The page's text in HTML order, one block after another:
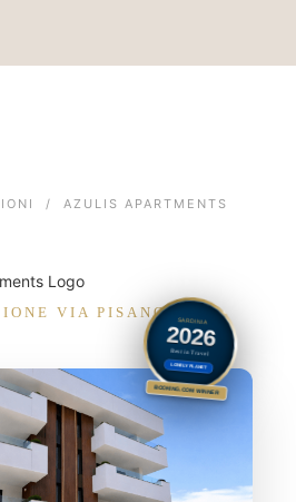
/ AZULIS APARTMENTS
VIA PISANO
SARDINIA
2026
Best in Travel
LONELY PLANET
BOOKING.COM WINNER